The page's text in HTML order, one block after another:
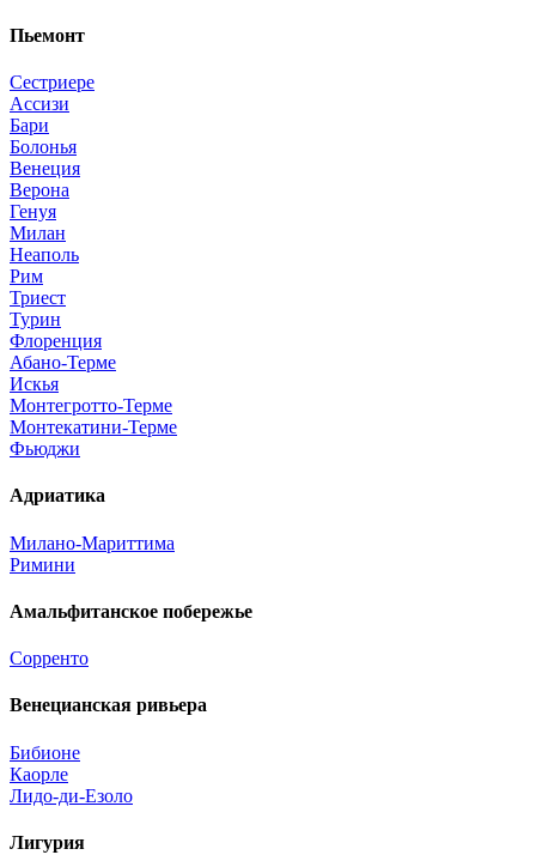
Пьемонт
Сестриере
Ассизи
Бари
Болонья
Венеция
Верона
Генуя
Милан
Неаполь
Рим
Триест
Турин
Флоренция
Абано-Терме
Искья
Монтегротто-Терме
Монтекатини-Терме
Фьюджи
Адриатика
Милано-Мариттима
Римини
Амальфитанское побережье
Сорренто
Венецианская ривьера
Бибионе
Каорле
Лидо-ди-Езоло
Лигурия